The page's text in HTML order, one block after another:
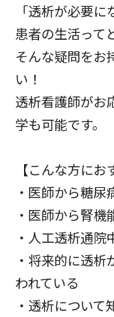
「透析が必要
患者の生活って
そんな疑問をお
い！
透析看護師がお
学も可能です。
【こんな方にお
・医師から糖
・医師から腎
・人工透析通院
・将来的に透
われている
・透析について